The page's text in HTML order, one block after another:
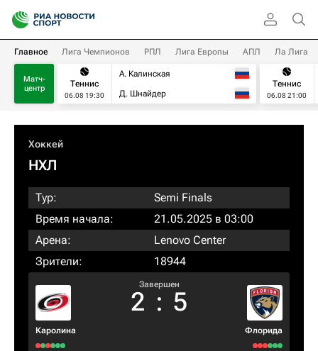
Главное Лига Чемпионов РПЛ Лига Европы АПЛ Ла Лига
Матч-
центр
Теннис
06.08 19:30
А. Калинская
Д. Шнайдер
Теннис
06.08 21:00
Хоккей
НХЛ
Тур:
Semi Finals
Время начала:
21.05.2025 в 03:00
Арена:
Lenovo Center
Зрители:
18944
Каролина
Завершен
2 : 5
Флорида